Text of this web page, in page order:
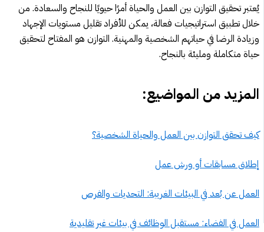
يُعتبر تحقيق التوازن بين العمل والحياة أمرًا حيويًا للنجاح والسعادة. من
خلال تطبيق استراتيجيات فعالة، يمكن للأفراد تقليل مستويات الإجهاد
وزيادة الرضا في حياتهم الشخصية والمهنية. التوازن هو المفتاح لتحقيق
حياة متكاملة ومليئة بالنجاح.
المزيد من المواضيع:
كيف تحقق التوازن بين العمل والحياة الشخصية؟
إطلاق مسابقات أو ورش عمل
العمل عن بُعد في البيئات الغريبة: التحديات والفرص
العمل في الفضاء: مستقبل الوظائف في بيئات غير تقليدية